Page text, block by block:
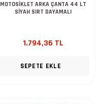
MOTOSİKLET ARKA ÇANTA 44 LT
SİYAH SIRT DAYAMALI
1.794,36 TL
SEPETE EKLE